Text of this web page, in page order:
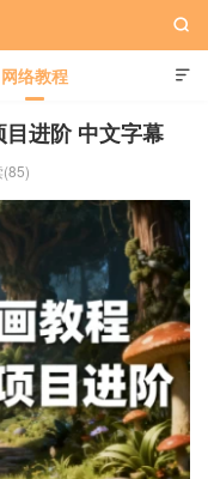

网络教程

进阶 中文字幕
(85)